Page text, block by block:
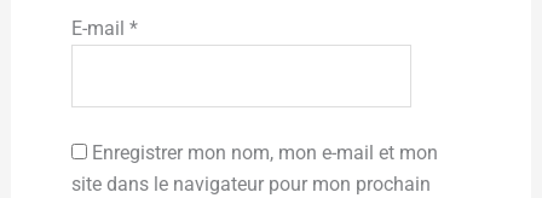
E-mail *
Enregistrer mon nom, mon e-mail et mon
site dans le navigateur pour mon prochain